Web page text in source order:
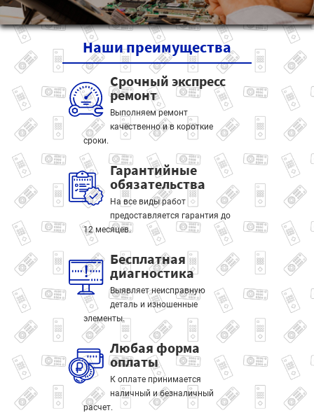
Нашипреимущества
Срочный экспресс
ремонт
Выполняем ремонт
качественно и в короткие
сроки.
Гарантийные
обязательства
На все виды работ
предоставляется гарантия до
12 месяцев.
Бесплатная
диагностика
Выявляет неисправную
деталь и изношенные
элементы.
Любая форма
оплаты
К оплате принимается
наличный и безналичный
расчет.